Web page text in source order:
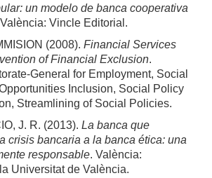
un modelo de banca cooperativa
Vincle Editorial.
(2008). Financial Services
of Financial Exclusion.
General for Employment, Social
Inclusion, Social Policy
Streamlining of Social Policies.
J. R. (2013). La banca que
crisis bancaria a la banca ética: una
responsable. València:
Universitat de València.